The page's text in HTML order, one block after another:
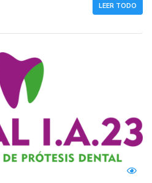
LEER TODO